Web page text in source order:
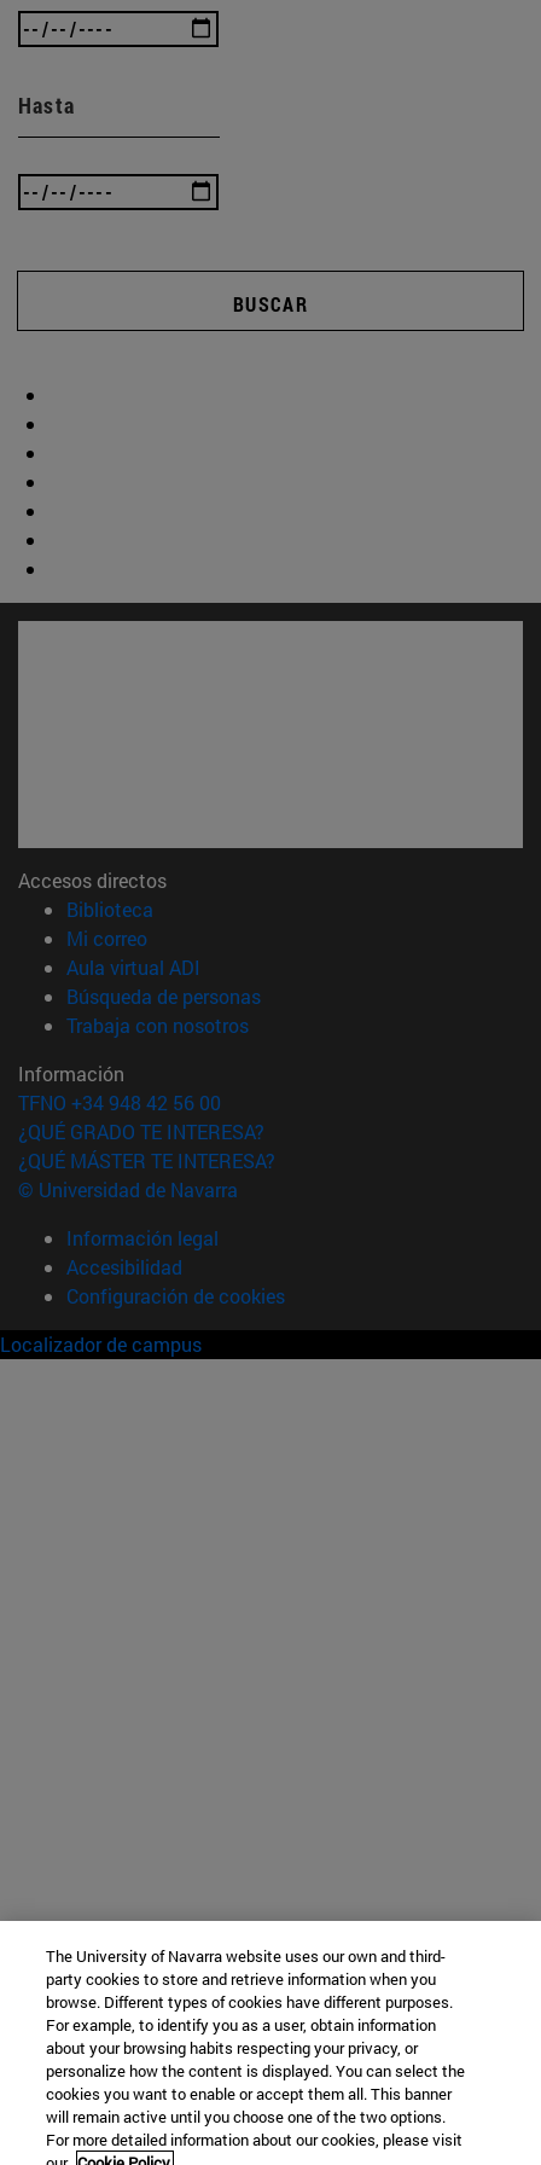
Hasta
BUSCAR
Accesos directos
Biblioteca
Mi correo(abre en nueva ventana)
Aula virtual ADI
Búsqueda de personas(abre en nueva ventana)
Trabaja con nosotros(abre en nueva ventana)
Información
TFNO +34 948 42 56 00
¿QUÉ GRADO TE INTERESA?
¿QUÉ MÁSTER TE INTERESA?
© Universidad de Navarra
Información legal
Accesibilidad
Configuración de cookies
Localizador de campus
The University of Navarra website uses our own and third-
party cookies to store and retrieve information when you
browse. Different types of cookies have different purposes.
For example, to identify you as a user, obtain information
about your browsing habits respecting your privacy, or
personalize how the content is displayed. You can select the
cookies you want to enable or accept them all. This banner
will remain active until you choose one of the two options.
For more detailed information about our cookies, please visit